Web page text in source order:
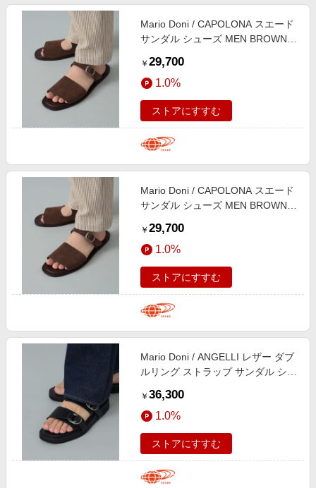
Mario Doni / CAPOLONA スエード
サンダル シューズ MEN BROWN
￥ 29,700
1.0%
ストアにすすむ
Mario Doni / CAPOLONA スエード
サンダル シューズ MEN BROWN
￥ 29,700
1.0%
ストアにすすむ
Mario Doni / ANGELLI レザー ダブ
ルリング ストラップ サンダル シュ
￥ 36,300
1.0%
ストアにすすむ